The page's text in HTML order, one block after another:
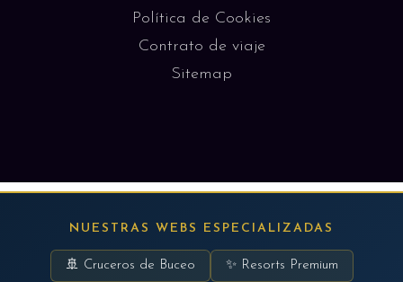
Política de Cookies
Contrato de viaje
Sitemap
NUESTRAS WEBS ESPECIALIZADAS
🚢 Cruceros de Buceo ✨ Resorts Premium